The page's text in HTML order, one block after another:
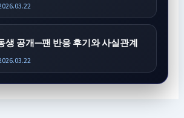
생 공개—팬 반응 후기와 사실관계